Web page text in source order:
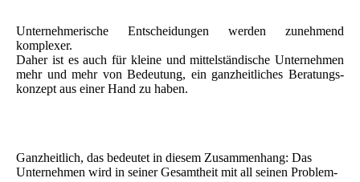
Unternehmerische Entscheidungen werden zunehmend
komplexer.
Daher ist es auch für kleine und mittelständische Un­ter­neh­men
mehr und mehr von Bedeutung, ein ganzheitliches Be­ra­tungs­
kon­zept aus einer Hand zu haben.
Ganzheitlich, das bedeutet in diesem Zusammenhang: Das
Unternehmen wird in seiner Gesamtheit mit all seinen Pro­blem­